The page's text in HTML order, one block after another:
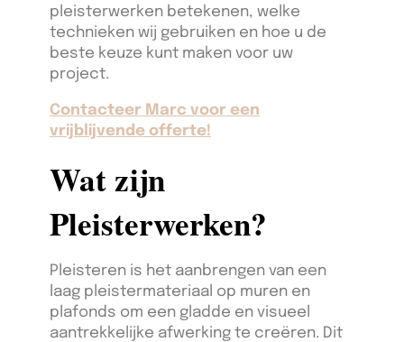
pleisterwerken betekenen, welke
technieken wij gebruiken en hoe u de
beste keuze kunt maken voor uw
project.
Contacteer Marc voor een
vrijblijvende offerte!
Wat zijn
Pleisterwerken?
Pleisteren is het aanbrengen van een
laag pleistermateriaal op muren en
plafonds om een gladde en visueel
aantrekkelijke afwerking te creëren. Dit